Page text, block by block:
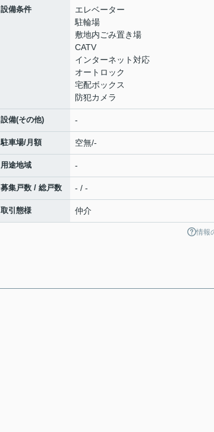
設備条件
エレベーター
駐輪場
敷地内ごみ置き場
CATV
インターネット対応
オートロック
宅配ボックス
防犯カメラ
設備(その他) -
駐車場/月額 空無/-
用途地域 -
募集戸数 / 総戸数 - / -
取引態様 仲介
情報